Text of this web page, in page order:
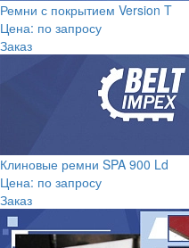
Ремни с покрытием Version T
Цена: по запросу
Заказ
Клиновые ремни SPA 900 Ld
Цена: по запросу
Заказ